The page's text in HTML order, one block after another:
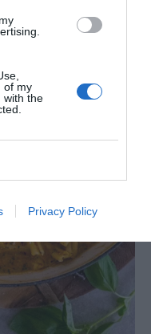
of my
with the
Privacy Policy